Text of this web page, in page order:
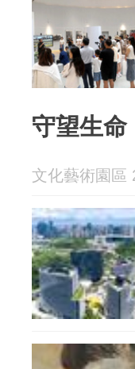
守望生命
文化藝術園區